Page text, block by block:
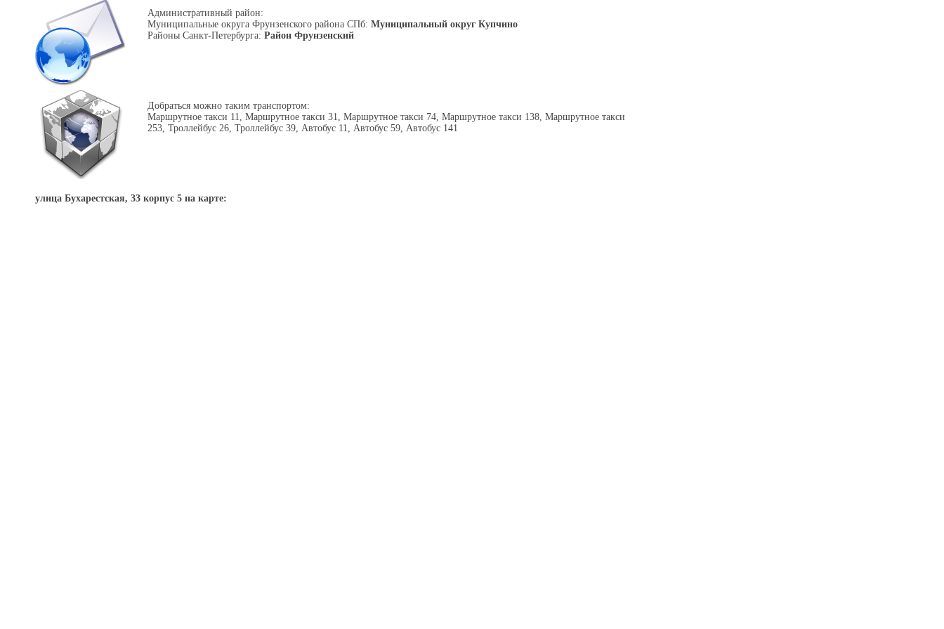
Административный район:
Муниципальные округа Фрунзенского района СПб: Муниципальный округ Купчино
Районы Санкт-Петербурга: Район Фрунзенский
Добраться можно таким транспортом:
Маршрутное такси 11, Маршрутное такси 31, Маршрутное такси 74, Маршрутное такси 138, Маршрутное такси
253, Троллейбус 26, Троллейбус 39, Автобус 11, Автобус 59, Автобус 141
улица Бухарестская, 33 корпус 5 на карте: